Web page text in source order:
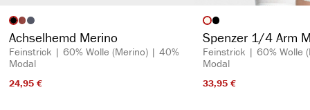
Artikelfarbe
Achselhemd Merino
Feinstrick | 60% Wolle (Merino) | 40%
Modal
24,95 €​
Artikelfarbe
Spenzer 1/4 Arm
Feinstrick | 60% Wolle
Modal
33,95 €​